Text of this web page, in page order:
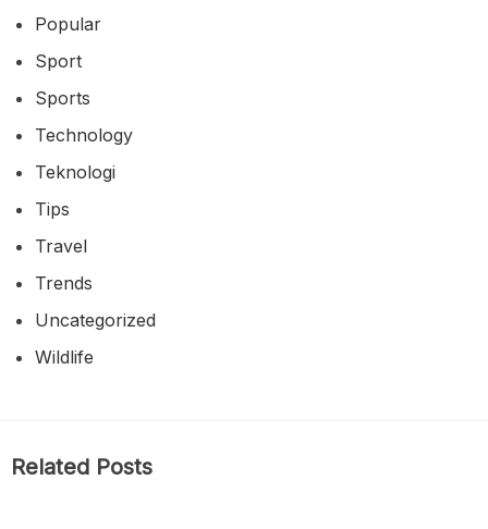
Popular
Sport
Sports
Technology
Teknologi
Tips
Travel
Trends
Uncategorized
Wildlife
Related Posts